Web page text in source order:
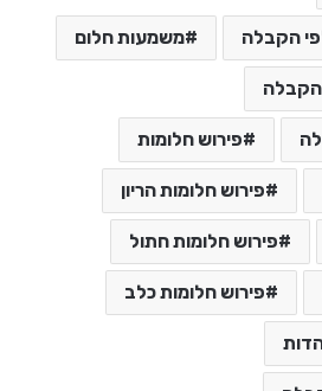
הקבלה משמעות חלום
הקבלה
פירוש חלומות
פירוש חלומות הריון
פירוש חלומות חתול
פירוש חלומות כלב